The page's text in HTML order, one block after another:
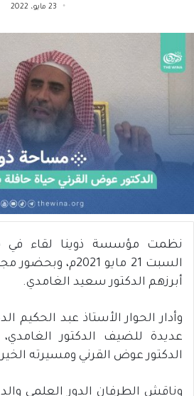
23 مايو، 2022
نظمت مؤسسة ذوينا لقاء في
السبت 21 مايو
أبرزهم الدكتور سعيد الغامدي.
وأدار الحوار الأستاذ عبد الحكيم
عديدة للضيف الدكتور
الدكتور عوض القرني ومسيرته
وناقش الطرفان الدور العلمي